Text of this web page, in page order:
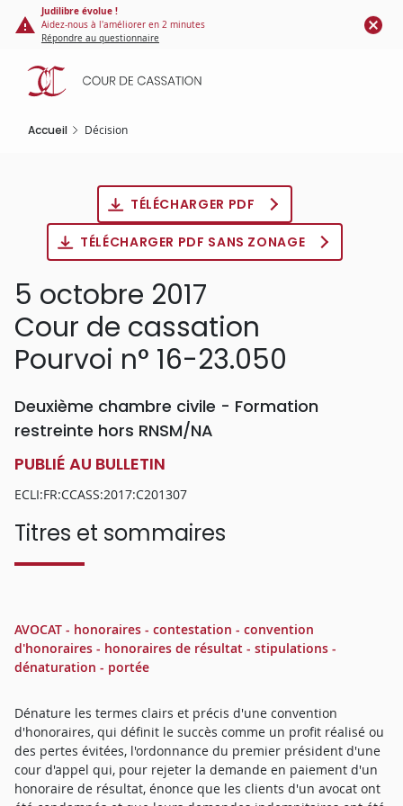
Panneau de gestion des cookies
contenu
principal
Judilibre évolue !
Aidez-nous à l'améliorer en 2 minutes
Répondre au questionnaire
Accueil Décision
TÉLÉCHARGER PDF
TÉLÉCHARGER PDF SANS ZONAGE
5 octobre 2017
Cour de cassation
Pourvoi n° 16-23.050
Deuxième chambre civile - Formation
restreinte hors RNSM/NA
PUBLIÉ AU BULLETIN
ECLI:FR:CCASS:2017:C201307
Titres et sommaires
AVOCAT - honoraires - contestation - convention
d'honoraires - honoraires de résultat - stipulations -
dénaturation - portée
Dénature les termes clairs et précis d'une convention
d'honoraires, qui définit le succès comme un profit réalisé ou
des pertes évitées, l'ordonnance du premier président d'une
cour d'appel qui, pour rejeter la demande en paiement d'un
honoraire de résultat, énonce que les clients d'un avocat ont